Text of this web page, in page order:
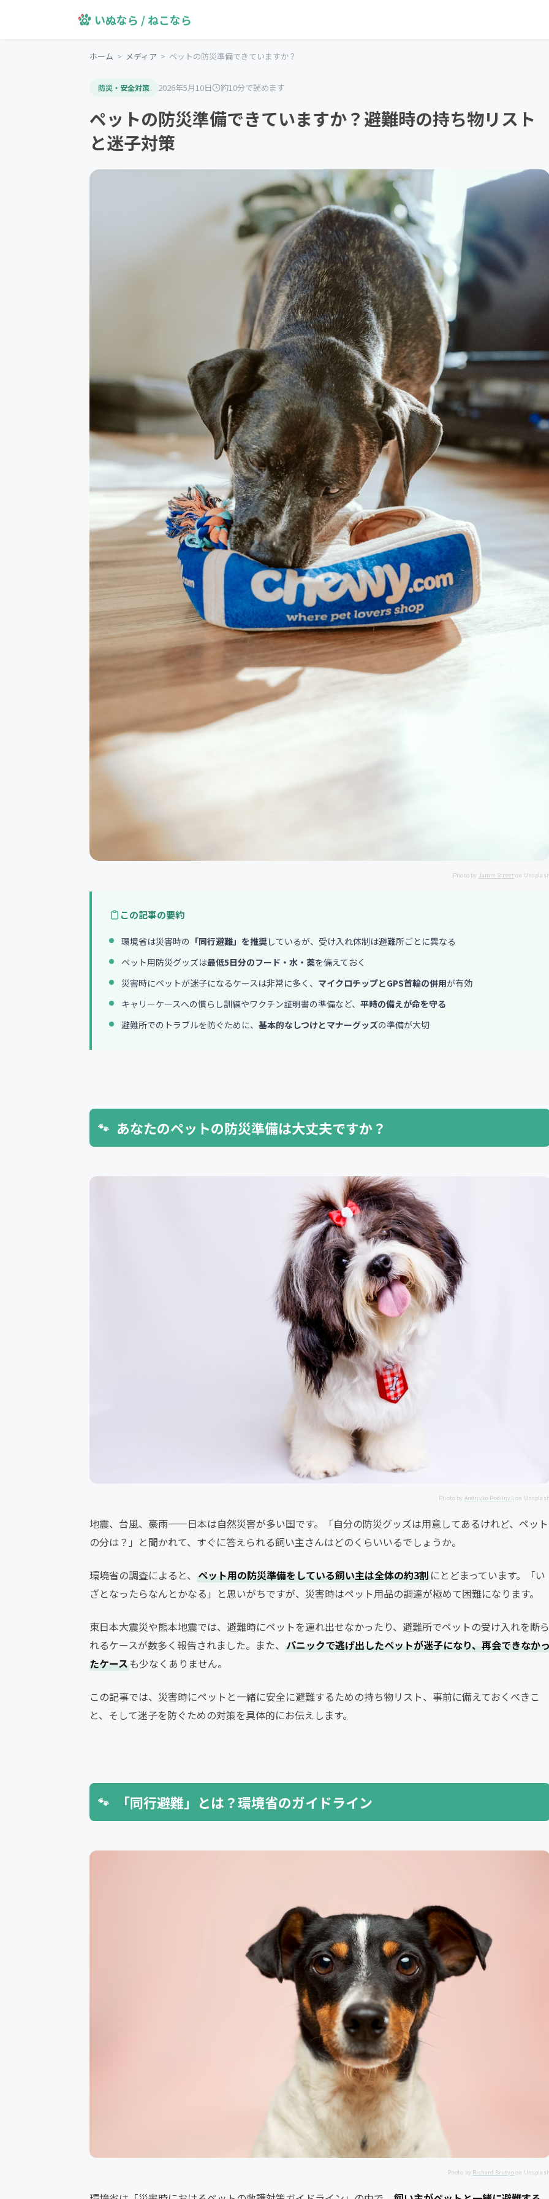
いぬなら / ねこなら
ホーム > メディア > ペットの防災準備できていますか？
防災・安全対策 2026年5月10日 約10分で読めます
ペットの防災準備できていますか？避難時の持ち物リスト
と迷子対策
Photo by Jamie Street on
この記事の要約
環境省は災害時の 「同行避難」を推奨しているが、受け入れ体制は避難所ごとに異なる
ペット用防災グッズは最低5日分のフード・水・薬を備えておく
災害時にペットが迷子になるケースは非常に多く、 マイクロチップとGPS首輪の併用が有効
キャリーケースへの慣らし訓練やワクチン証明書の準備など、 平時の備えが命を守る
避難所でのトラブルを防ぐために、 基本的なしつけとマナーグッズの準備が大切
あなたのペットの防災準備は大丈夫ですか？
Photo by Andriyko Podilnykon
地震、台風、豪雨——日本は自然災害が多い国です。「自分の防災グッズは用意してあるけれど、ペット
の分は？」と聞かれて、すぐに答えられる飼い主さんはどのくらいいるでしょうか。
環境省の調査によると、 ペット用の防災準備をしている飼い主は全体の約3割にとどまっています。「い
ざとなったらなんとかなる」と思いがちですが、災害時はペット用品の調達が極めて困難になります。
東日本大震災や熊本地震では、避難時にペットを連れ出せなかったり、避難所でペットの受け入れを断ら
れるケースが数多く報告されました。また、 パニックで逃げ出したペットが迷子になり、再会できなか
たケースも少なくありません。
この記事では、災害時にペットと一緒に安全に避難するための持ち物リスト、事前に備えておくべきこ
と、そして迷子を防ぐための対策を具体的にお伝えします。
「同行避難」とは？環境省のガイドライン
Photo by Richard Brutyoon